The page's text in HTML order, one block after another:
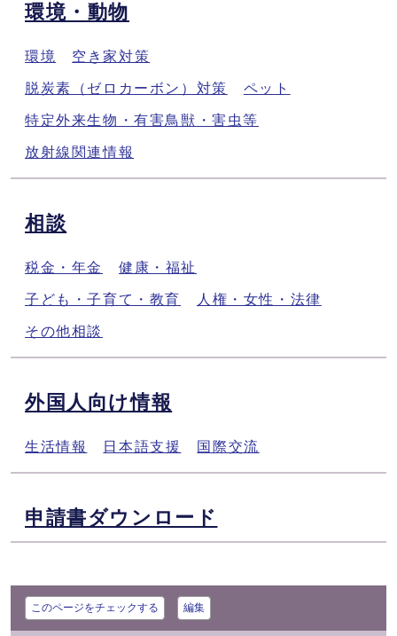
環境・動物
環境 空き家対策
脱炭素（ゼロカーボン）対策 ペット
特定外来生物・有害鳥獣・害虫等
放射線関連情報
相談
税金・年金 健康・福祉
子ども・子育て・教育 人権・女性・法律
その他相談
外国人向け情報
生活情報 日本語支援 国際交流
申請書ダウンロード
このページをチェックする 編集